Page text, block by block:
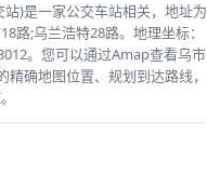
)是一家公交车站相关，地址为
路;乌兰浩特28路。地理坐标：
。您可以通过Amap查看乌市
精确地图位置、规划到达路线，